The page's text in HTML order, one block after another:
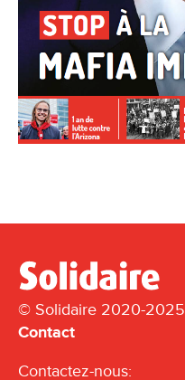
© Solidaire 2020-2025
Contact
Contactez-nous: